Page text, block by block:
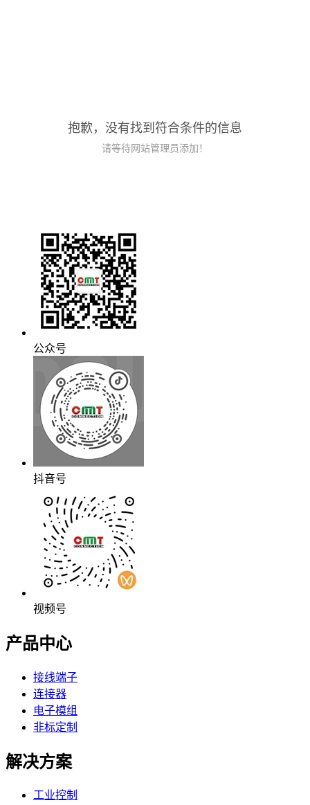
抱歉，没有找到符合条件的信息
请等待网站管理员添加！
公众号
抖音号
视频号
产品中心
接线端子
连接器
电子模组
非标定制
解决方案
工业控制